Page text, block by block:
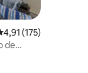
4,91 (175)
de